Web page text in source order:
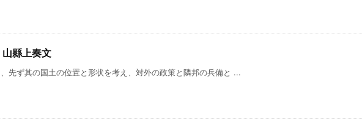
縣上奏文
先ず其の国土の位置と形状を考え、対外の政策と隣邦の兵備と ...